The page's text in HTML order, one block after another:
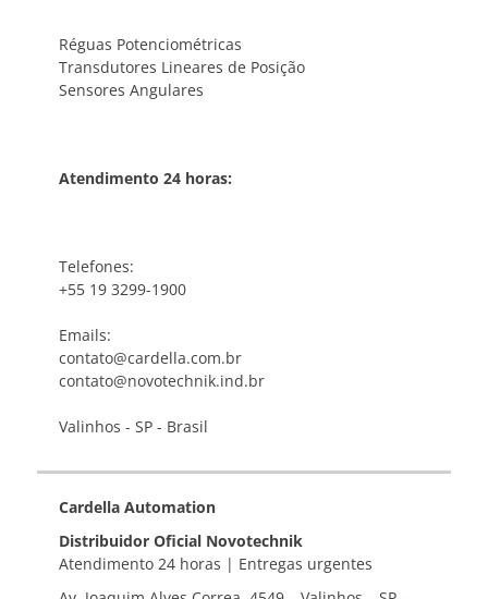
Réguas Potenciométricas
Transdutores Lineares de Posição
Sensores Angulares
Atendimento 24 horas:
Telefones:
+55 19 3299-1900
Emails:
contato@cardella.com.br
contato@novotechnik.ind.br
Valinhos - SP - Brasil
Cardella Automation
Distribuidor Oficial Novotechnik
Atendimento 24 horas | Entregas urgentes